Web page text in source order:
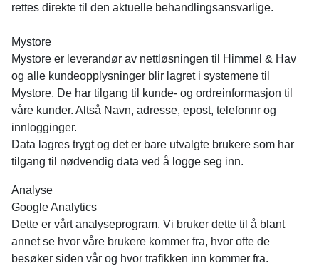
rettes direkte til den aktuelle behandlingsansvarlige.
Mystore
Mystore er leverandør av nettløsningen til Himmel & Hav
og alle kundeopplysninger blir lagret i systemene til
Mystore. De har tilgang til kunde- og ordreinformasjon til
våre kunder. Altså Navn, adresse, epost, telefonnr og
innlogginger.
Data lagres trygt og det er bare utvalgte brukere som har
tilgang til nødvendig data ved å logge seg inn.
Analyse
Google Analytics
Dette er vårt analyseprogram. Vi bruker dette til å blant
annet se hvor våre brukere kommer fra, hvor ofte de
besøker siden vår og hvor trafikken inn kommer fra.